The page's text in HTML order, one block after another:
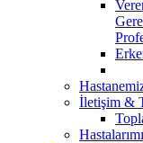
İletişim &